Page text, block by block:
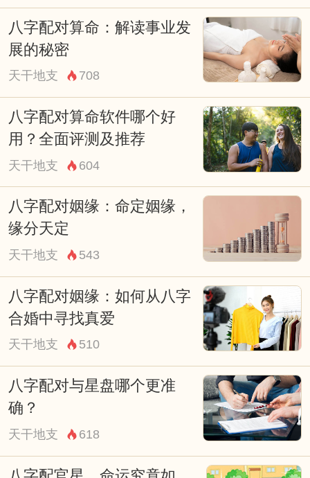
八字配对算命：解读事业发
展的秘密
天干地支 708
八字配对算命软件哪个好
用？全面评测及推荐
天干地支 604
八字配对姻缘：命定姻缘，
缘分天定
天干地支 543
八字配对姻缘：如何从八字
合婚中寻找真爱
天干地支 510
八字配对与星盘哪个更准
确？
天干地支 618